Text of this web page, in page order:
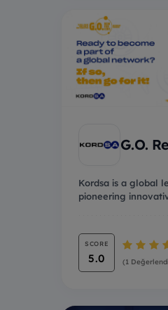
G.O.
Kordsa is a global
pioneering
SCORE
5.0 (1